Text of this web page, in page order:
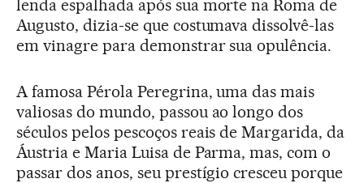
lenda espalhada após sua morte na Roma de
Augusto, dizia-se que costumava dissolvê-las
em vinagre para demonstrar sua opulência.
A famosa Pérola Peregrina, uma das mais
valiosas do mundo, passou ao longo dos
séculos pelos pescoços reais de Margarida, da
Áustria e Maria Luisa de Parma, mas, com o
passar dos anos, seu prestígio cresceu porque